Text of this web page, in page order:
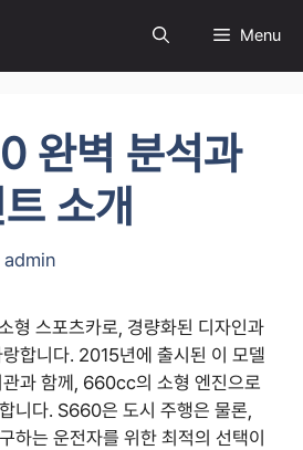
Menu
완벽 분석과
소개
admin
형 스포츠카로, 경량화된 디자인과
합니다. 2015년에 출시된 이 모델
과 함께, 660cc의 소형 엔진으로
니다. S660은 도시 주행은 물론,
하는 운전자를 위한 최적의 선택이